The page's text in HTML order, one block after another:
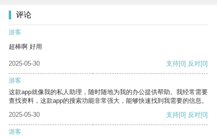
评论
游客
超棒啊 好用
2025-05-30 支持[0] 反对[0]
游客
这款app就像我的私人助理，随时随地为我的办公提供帮助。我经常需要
查找资料，这款app的搜索功能非常强大，能够快速找到我需要的信息。
2025-05-30
支持[0] 反对[0]
游客